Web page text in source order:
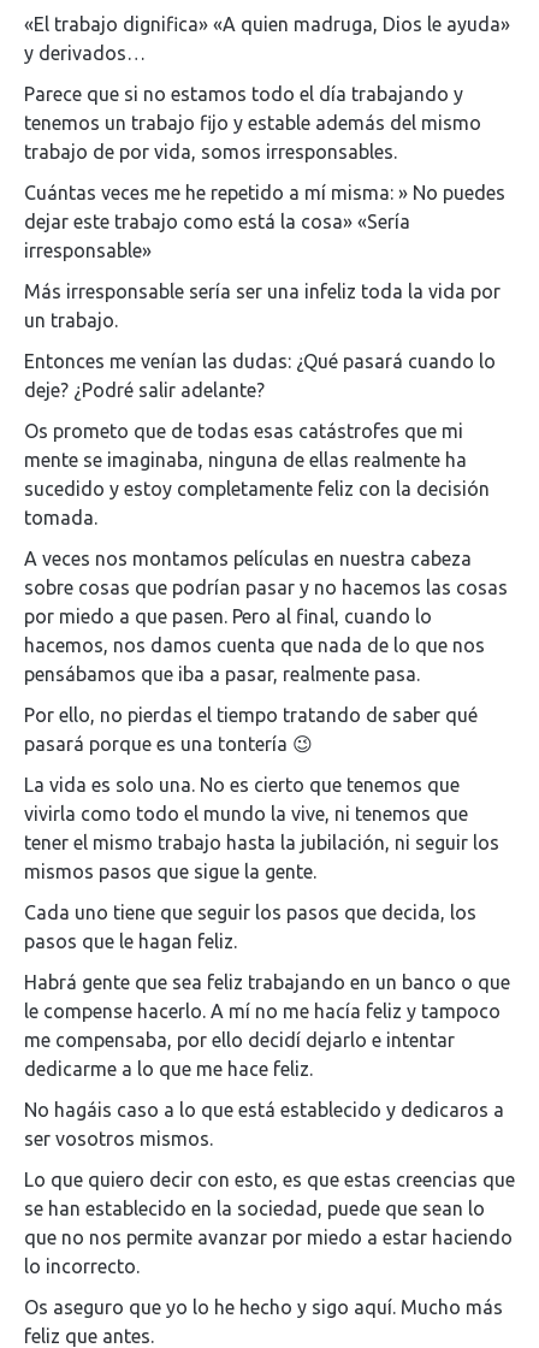
«El trabajo dignifica» «A quien madruga, Dios le ayuda»
y derivados…
Parece que si no estamos todo el día trabajando y
tenemos un trabajo fijo y estable además del mismo
trabajo de por vida, somos irresponsables.
Cuántas veces me he repetido a mí misma: » No puedes
dejar este trabajo como está la cosa» «Sería
irresponsable»
Más irresponsable sería ser una infeliz toda la vida por
un trabajo.
Entonces me venían las dudas: ¿Qué pasará cuando lo
deje? ¿Podré salir adelante?
Os prometo que de todas esas catástrofes que mi
mente se imaginaba, ninguna de ellas realmente ha
sucedido y estoy completamente feliz con la decisión
tomada.
A veces nos montamos películas en nuestra cabeza
sobre cosas que podrían pasar y no hacemos las cosas
por miedo a que pasen. Pero al final, cuando lo
hacemos, nos damos cuenta que nada de lo que nos
pensábamos que iba a pasar, realmente pasa.
Por ello, no pierdas el tiempo tratando de saber qué
pasará porque es una tontería 😉
La vida es solo una. No es cierto que tenemos que
vivirla como todo el mundo la vive, ni tenemos que
tener el mismo trabajo hasta la jubilación, ni seguir los
mismos pasos que sigue la gente.
Cada uno tiene que seguir los pasos que decida, los
pasos que le hagan feliz.
Habrá gente que sea feliz trabajando en un banco o que
le compense hacerlo. A mí no me hacía feliz y tampoco
me compensaba, por ello decidí dejarlo e intentar
dedicarme a lo que me hace feliz.
No hagáis caso a lo que está establecido y dedicaros a
ser vosotros mismos.
Lo que quiero decir con esto, es que estas creencias que
se han establecido en la sociedad, puede que sean lo
que no nos permite avanzar por miedo a estar haciendo
lo incorrecto.
Os aseguro que yo lo he hecho y sigo aquí. Mucho más
feliz que antes.